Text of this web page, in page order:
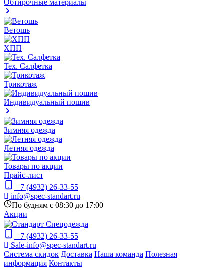
Обтирочные материалы
Ветошь
ХПП
Тех. Салфетка
Трикотаж
Индивидуальный пошив
Зимняя одежда
Летняя одежда
Товары по акции
Прайс-лист
+7 (4932) 26-33-55
info@spec-standart.ru
По будням с 08:30 до 17:00
Акции
+7 (4932) 26-33-55
Sale-info@spec-standart.ru
Система скидок Доставка Наша команда Полезная
информация Контакты